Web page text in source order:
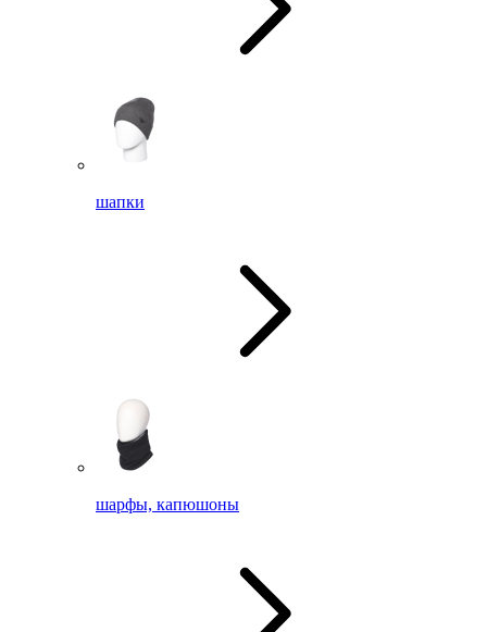
шапки
шарфы, капюшоны